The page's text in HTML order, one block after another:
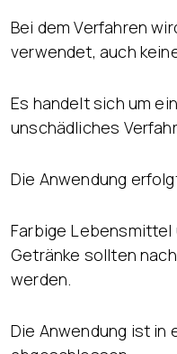
Bei dem Verfahren
verwendet, auch
Es handelt sich um
unschädliches
Die Anwendung
Farbige
Getränke sollten
werden.
Die Anwendung ist in